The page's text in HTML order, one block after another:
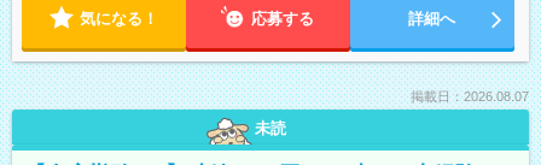
気になる！ 応募する 詳細へ
掲載日：2026.08.07
未読